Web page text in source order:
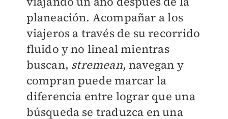
planeación. Acompañar a los
viajeros a través de su recorrido
fluido y no lineal mientras
buscan, stremean, navegan y
compran puede marcar la
diferencia entre lograr que una
búsqueda se traduzca en una